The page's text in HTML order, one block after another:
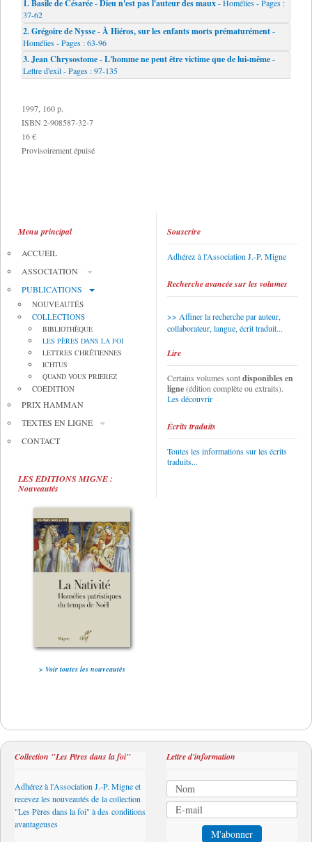
1.Basile de Césarée-Dieu n'est pas l'auteur des maux- Homélies - Pages :
37-62
2.Grégoire de Nysse-À Hiéros, sur les enfants morts prématurément-
Homélies - Pages : 63-96
3.Jean Chrysostome-L'homme ne peut être victime que de lui-même-
Lettre d'exil - Pages : 97-135
1997, 160 p.
ISBN 2-908587-32-7
16 €
Provisoirement épuisé
Menu principal
ACCUEIL
ASSOCIATION
PUBLICATIONS
NOUVEAUTÉS
COLLECTIONS
BIBLIOTHÈQUE
LES PÈRES DANS LA FOI
LETTRES CHRÉTIENNES
ICHTUS
QUAND VOUS PRIEREZ
COÉDITION
PRIX HAMMAN
TEXTES EN LIGNE
CONTACT
LES ÉDITIONS MIGNE :
Nouveautés
> Voir toutes les nouveautés
Souscrire
Adhérez à l'Association J.-P. Migne
Recherche avancée sur les volumes
Affiner la recherche par auteur,
collaborateur, langue, écrit traduit...
Lire
Certains volumes sontdisponibles en
ligne(édition complète ou extraits).
Les découvrir
Écrits traduits
Toutes les informations sur les écrits
traduits...
Collection "Les Pères dans la foi"
Adhérez à l'Association J.-P. Migne et
recevez les nouveautés de la collection
"Les Pères dans la foi" à des conditions
avantageuses
Lettre d'information